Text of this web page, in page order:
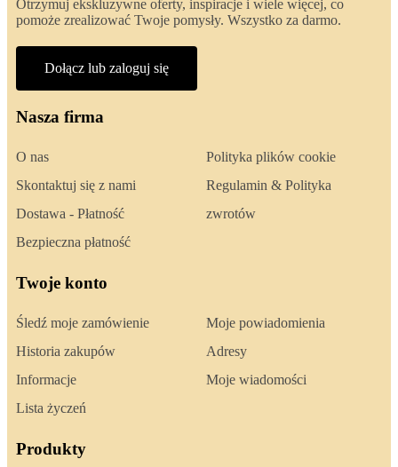
Otrzymuj ekskluzywne oferty, inspiracje i wiele więcej, co
pomoże zrealizować Twoje pomysły. Wszystko za darmo.
Dołącz lub zaloguj się
Nasza firma
O nas
Skontaktuj się z nami
Dostawa - Płatność
Bezpieczna płatność
Polityka plików cookie
Regulamin & Polityka
zwrotów
Twoje konto
Śledź moje zamówienie
Historia zakupów
Informacje
Lista życzeń
Moje powiadomienia
Adresy
Moje wiadomości
Produkty